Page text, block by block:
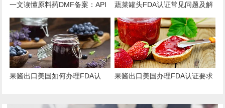
一文读懂原料药DMF备案：API
出口的“身份证”与“通行证”
蔬菜罐头FDA认证常见问题及解
决方案
果酱出口美国如何办理FDA认
果酱出口美国办理FDA认证要求